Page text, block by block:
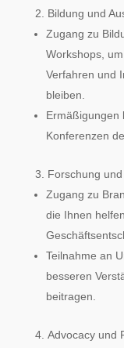
Bildung und
Zugang zu
Workshops,
Verfahren und
bleiben.
Ermäßigungen
Konferenzen
Forschung
Zugang zu
die Ihnen
Teilnahme an
besseren
beitragen.
Advocacy und